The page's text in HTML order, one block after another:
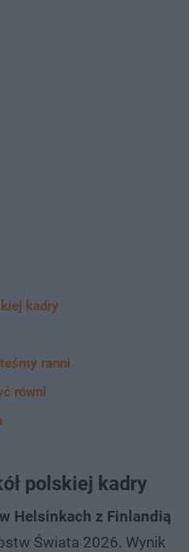
kadry
ranni
równi
polskiej kadry
Helsinkach z Finlandią
Świata 2026. Wynik